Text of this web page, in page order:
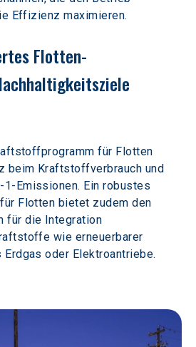
Effizienz maximieren.
Flotten-
für Flotten
beim Kraftstoffverbrauch und
Emissionen. Ein robustes
Flotten bietet zudem den
für die Integration
wie erneuerbarer
oder Elektroantriebe.